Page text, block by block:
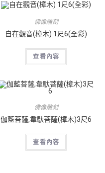
佛像雕刻
自在觀音(樟木) 1尺6(全彩)
查看內容
佛像雕刻
伽藍菩薩,韋馱菩薩(樟木)3尺6
查看內容